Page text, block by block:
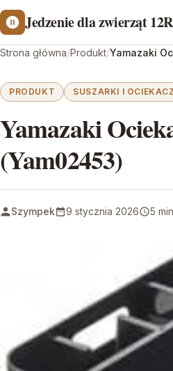
Jedzenie dla zwierząt
Strona główna/Produkt/Yamazaki
PRODUKT SUSZARKI I
Yamazaki
(Yam02453)
Szympek 9 stycznia 2026 5